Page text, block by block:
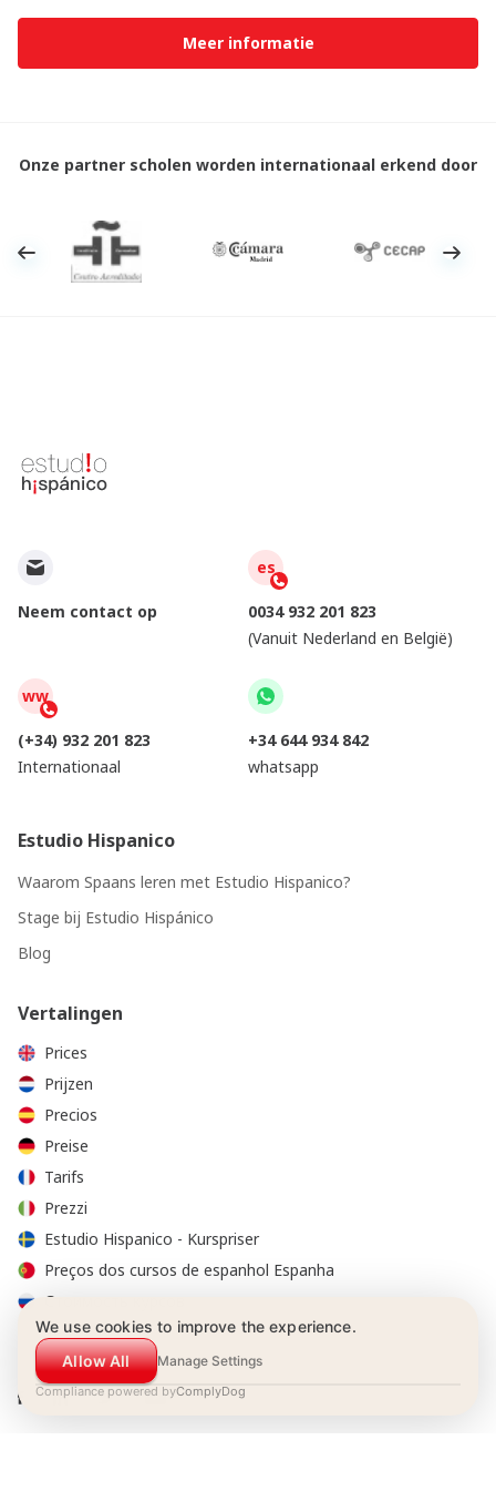
Meer informatie
Onze partner scholen worden internationaal erkend door
Neem contact op
es
0034 932 201 823
(Vanuit Nederland en België)
ww
(+34) 932 201 823
Internationaal
+34 644 934 842
whatsapp
Estudio Hispanico
Waarom Spaans leren met Estudio Hispanico?
Stage bij Estudio Hispánico
Blog
Vertalingen
Prices
Prijzen
Precios
Preise
Tarifs
Prezzi
Estudio Hispanico - Kurspriser
Preços dos cursos de espanhol Espanha
Стоимость курсов
We use cookies to improve the experience.
Allow All
Manage Settings
Compliance powered byComplyDog